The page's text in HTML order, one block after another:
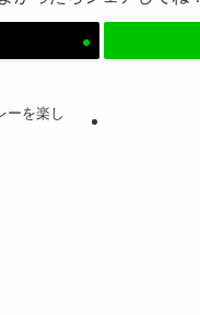
ーを楽し